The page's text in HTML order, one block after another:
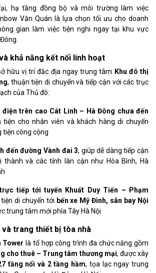
hạ tầng đồng bộ và môi trường làm việc
Văn Quán là lựa chọn tối ưu cho doanh
gian làm việc tiện nghi ngay tại khu vực
khả năng kết nối linh hoạt
hữu vị trí đắc địa ngay trung tâm Khu đô thị
, thuận tiện di chuyển và tiếp cận với các trục
của Thủ đô:
điện trên cao Cát Linh – Hà Đông chưa đến
tiện cho nhân viên và khách hàng di chuyển
tiện công cộng
đến đường Vành đai 3, giúp dễ dàng tiếp cận
thành và các tỉnh lân cận như Hòa Bình, Hà
tiếp tới tuyến Khuất Duy Tiến – Phạm
di chuyển tới bến xe Mỹ Đình, sân bay Nội
trung tâm mới phía Tây Hà Nội
và trang thiết bị tòa nhà
Tower là tổ hợp công trình đa chức năng gồm
cho thuê – Trung tâm thương mại, được xây
tầng nổi và 2 tầng hầm, tọa lạc ngay trung